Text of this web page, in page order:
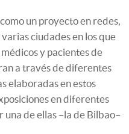
un proyecto en redes,
ciudades en los que
y pacientes de
a través de diferentes
elaboradas en estos
en diferentes
una de ellas –la de Bilbao–